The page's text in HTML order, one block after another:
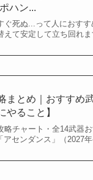
ハン...
ぐ死ぬ...って人におす
て安定して立ち回れま
まとめ｜おすすめ
やること】
略チャート・全14武器
アセンダンス」（2027